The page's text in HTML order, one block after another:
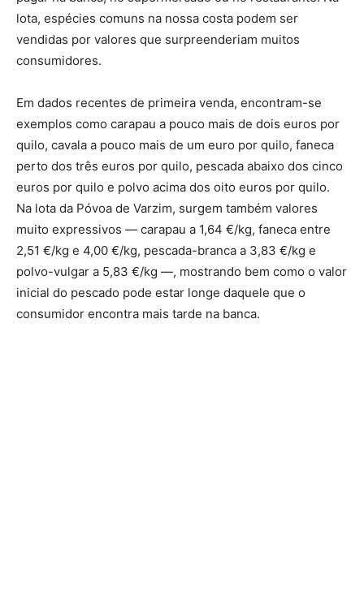
lota, espécies comuns na nossa costa podem ser
vendidas por valores que surpreenderiam muitos
consumidores.
Em dados recentes de primeira venda, encontram-se
exemplos como carapau a pouco mais de dois euros por
quilo, cavala a pouco mais de um euro por quilo, faneca
perto dos três euros por quilo, pescada abaixo dos cinco
euros por quilo e polvo acima dos oito euros por quilo.
Na lota da Póvoa de Varzim, surgem também valores
muito expressivos — carapau a 1,64 €/kg, faneca entre
2,51 €/kg e 4,00 €/kg, pescada-branca a 3,83 €/kg e
polvo-vulgar a 5,83 €/kg —, mostrando bem como o valor
inicial do pescado pode estar longe daquele que o
consumidor encontra mais tarde na banca.